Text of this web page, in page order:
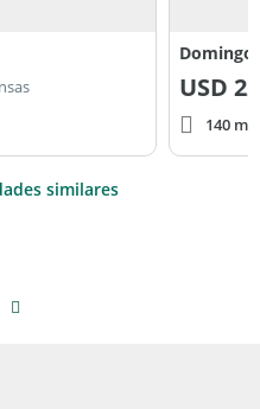
Domingo
USD
140
similares